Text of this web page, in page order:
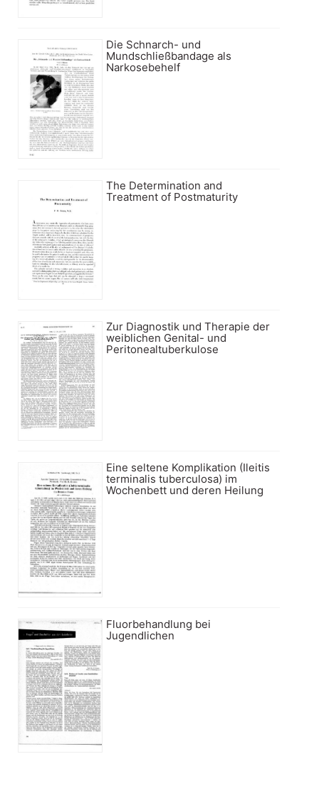
Die Schnarch- und
Mundschließbandage als
Narkosebehelf
The Determination and
Treatment of Postmaturity
Zur Diagnostik und Therapie der
weiblichen Genital- und
Peritonealtuberkulose
Eine seltene Komplikation (Ileitis
terminalis tuberculosa) im
Wochenbett und deren Heilung
Fluorbehandlung bei
Jugendlichen